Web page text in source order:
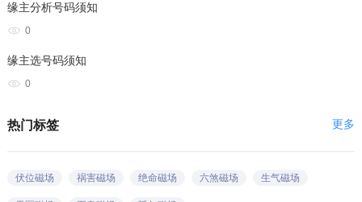
缘主分析号码须知
0
缘主选号码须知
0
更多
热门标签
伏位磁场 祸害磁场 绝命磁场 六煞磁场 生气磁场